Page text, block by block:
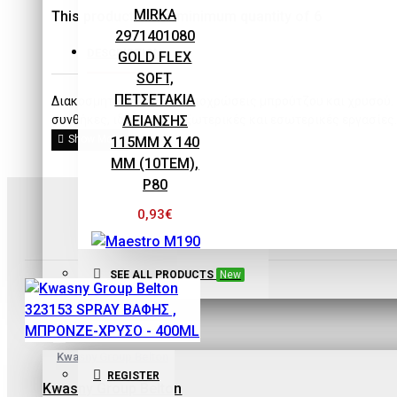
MIRKA
2971401080
GOLD FLEX
SOFT,
ΠΕΤΣΕΤΑΚΙΑ
ΛΕΙΑΝΣΗΣ
115MM X 140
MM (10ΤΕΜ),
P80
0,93€
Maestro
ECOPAINT ΧΩΝΙ-
SEE ALL PRODUCTS New
SIGN IN
REGISTER
This product has a minimum quantity of 6
DESCRIPTION
Διακοσμητική βαφή με αποχρώσεις μπρούτζου και χρυσού.
συνθήκες, ιδανικό για εξωτερικές και εσωτερικές
Kwasny Group Belton
Kwasny Group Belton